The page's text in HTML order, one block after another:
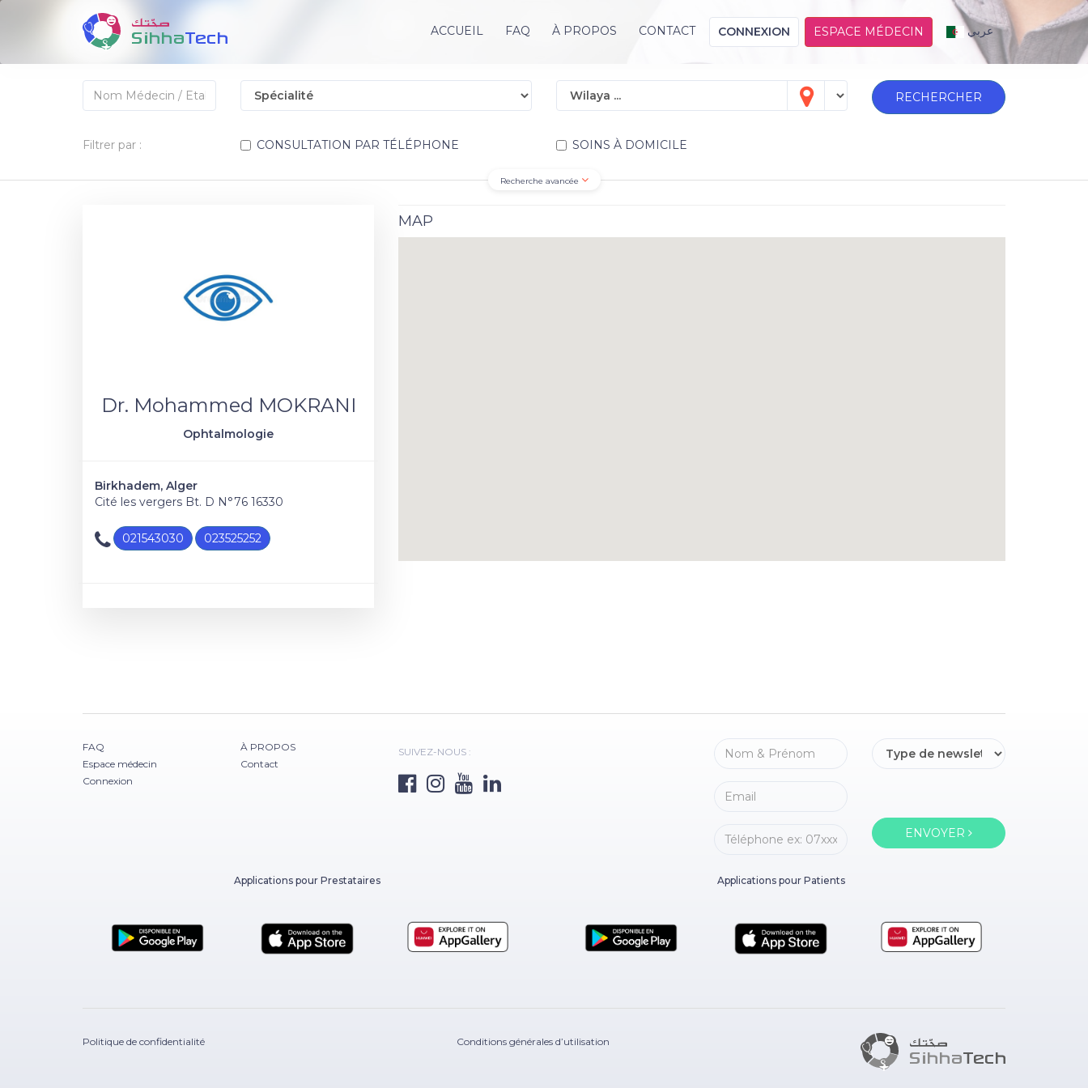
ACCUEIL FAQ À PROPOS CONTACT CONNEXION ESPACE MÉDECIN عربي
RECHERCHER
Filtrer par : CONSULTATION PAR TÉLÉPHONE SOINS À DOMICILE
Recherche avancée
Dr. Mohammed MOKRANI
Ophtalmologie
Birkhadem, Alger
Cité les vergers Bt. D N°76 16330
021543030 023525252
MAP
FAQ
Espace médecin
Connexion
À PROPOS
Contact
SUIVEZ-NOUS :
ENVOYER
Applications pour Prestataires Applications pour Patients
Politique de confidentialité Conditions générales d’utilisation